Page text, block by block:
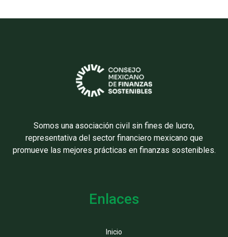
Somos una asociación civil sin fines de lucro,
representativa del sector financiero mexicano que
promueve las mejores prácticas en finanzas sostenibles.
Enlaces
Inicio